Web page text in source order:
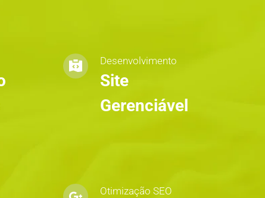
Desenvolvimento
Site
Gerenciável
Otimização SEO